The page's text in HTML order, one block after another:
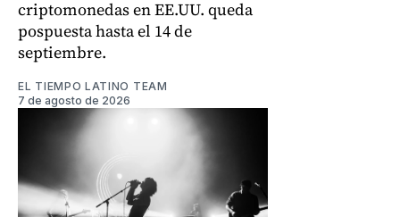
criptomonedas en EE.UU. queda
pospuesta hasta el 14 de
septiembre.
EL TIEMPO LATINO TEAM
7 de agosto de 2026